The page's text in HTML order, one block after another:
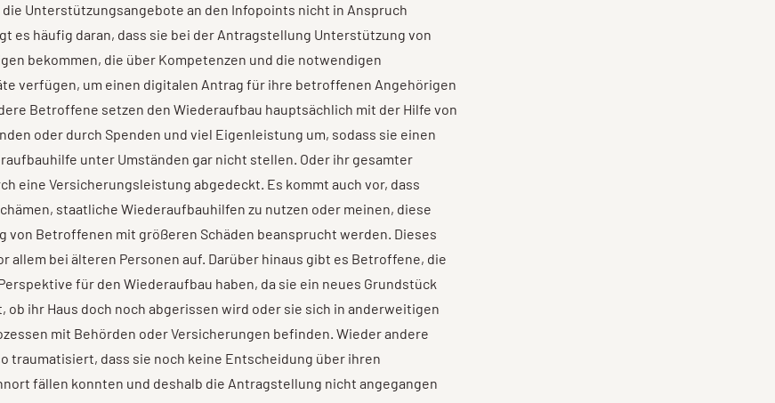
Unterstützungsangebote an den Infopoints nicht in Anspruch
es häufig daran, dass sie bei der Antragstellung Unterstützung von
bekommen, die über Kompetenzen und die notwendigen
verfügen, um einen digitalen Antrag für ihre betroffenen Angehörigen
Betroffene setzen den Wiederaufbau hauptsächlich mit der Hilfe von
oder durch Spenden und viel Eigenleistung um, sodass sie einen
unter Umständen gar nicht stellen. Oder ihr gesamter
eine Versicherungsleistung abgedeckt. Es kommt auch vor, dass
staatliche Wiederaufbauhilfen zu nutzen oder meinen, diese
von Betroffenen mit größeren Schäden beansprucht werden. Dieses
allem bei älteren Personen auf. Darüber hinaus gibt es Betroffene, die
für den Wiederaufbau haben, da sie ein neues Grundstück
ob ihr Haus doch noch abgerissen wird oder sie sich in anderweitigen
mit Behörden oder Versicherungen befinden. Wieder andere
traumatisiert, dass sie noch keine Entscheidung über ihren
fällen konnten und deshalb die Antragstellung nicht angegangen